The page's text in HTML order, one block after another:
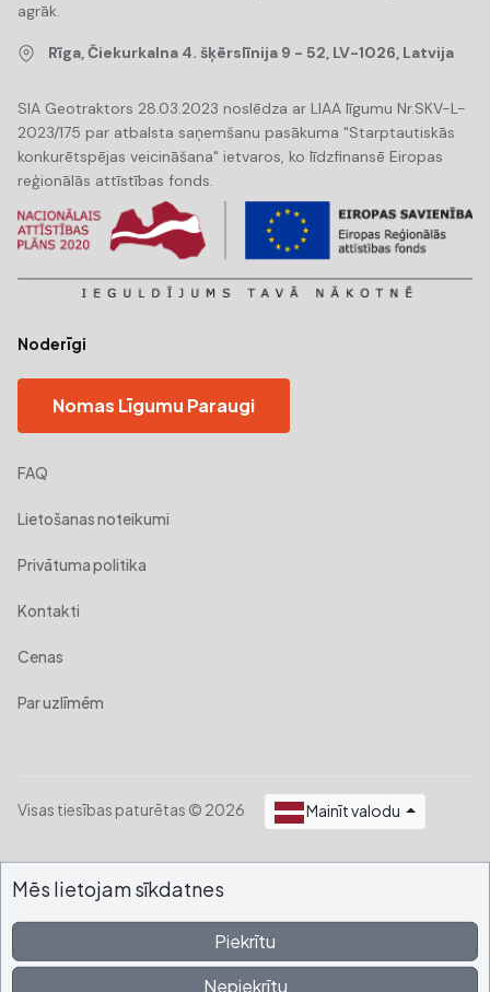
agrāk.
Rīga, Čiekurkalna 4. šķērslīnija 9 - 52, LV-1026, Latvija
SIA Geotraktors 28.03.2023 noslēdza ar LIAA līgumu Nr.SKV-L-
2023/175 par atbalsta saņemšanu pasākuma "Starptautiskās
konkurētspējas veicināšana" ietvaros, ko līdzfinansē Eiropas
reģionālās attīstības fonds.
Noderīgi
Nomas Līgumu Paraugi
FAQ
Lietošanas noteikumi
Privātuma politika
Kontakti
Cenas
Par uzlīmēm
Visas tiesības paturētas © 2026 Mainīt valodu
Mēs lietojam sīkdatnes
Piekrītu
Nepiekrītu